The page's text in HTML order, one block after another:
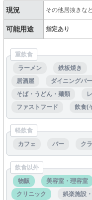
現況 その他居抜きな
可能用途 指定あり
重飲食
ラーメン
鉄板焼き
居酒屋
ダイニングバー
そば・うどん・麺類
ファストフード
飲食(
軽飲食
カフェ
バー ク
飲食以外
物販
美容室・理容室
クリニック
娯楽施設